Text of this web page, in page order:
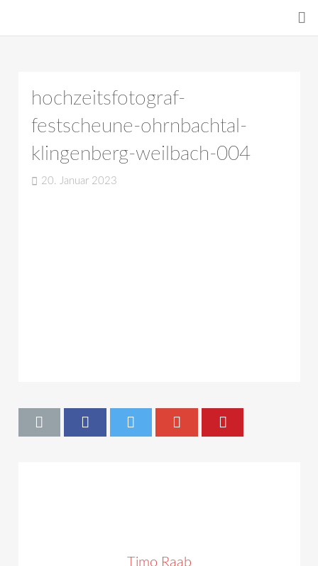
hochzeitsfotograf-
festscheune-ohrnbachtal-
klingenberg-weilbach-004
20. Januar 2023
Timo Raab